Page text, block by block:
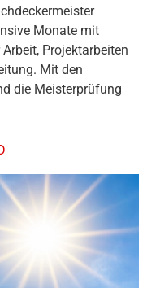
Monate mit
Projektarbeiten
Mit den
die Meisterprüfung